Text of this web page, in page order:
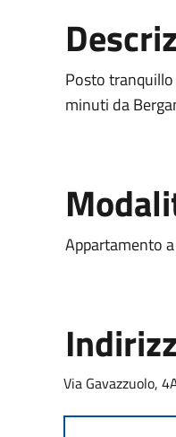
Posto
minuti da
Appartamento
Via Gavazzuolo,